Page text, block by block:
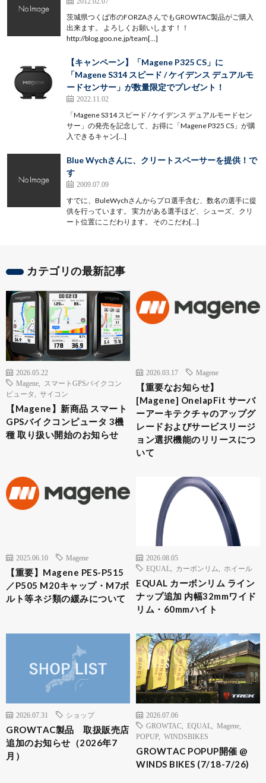
茨城県つくば市のFORZAさんでもGROWTAC製品がご購入
出来ます。 よろしくお願いします！！
http://blog.goo.ne.jp/team[…]
【キャンペーン】「Magene P325 CS」に
「Magene S314 スピード / ケイデンス デュアルモ
ードセンサー」が数量限定でプレゼント！
2022.11.02
「Magene S314 スピード / ケイデンス デュアルモードセン
サー」の発売を記念して、お得に「Magene P325 CS」が購
入できるキャン[…]
Blue Wychさんに、クリートスペーサーを提供！で
す
2009.07.09
すでに、BuleWychさんからプロ選手含む、数名の選手に提
供を行っています。 実力がある選手ほど、シューズ、クリ
ート位置にこだわります。 そのこだわ[…]
カテゴリの最新記事
2026.05.22
Magene
スマートGPSバイクコン
ピュータ
サイコン
【Magene】新商品 スマート
GPSバイクコンピュータ 3機
種 取り扱い開始のお知らせ
2026.03.17 Magene
【重要なお知らせ】
[Magene] OnelapFit サーバ
ーアーキテクチャのアップグ
レードおよびサービスリージ
ョン選択機能のリリースにつ
いて
2025.06.10 Magene
【重要】Magene PES-P515
／P505 M20キャップ・M7ボ
ルト等ネジ類の緩みについて
2026.08.05
EQUAL
カーボンリム ホイール
EQUAL カーボンリム ライン
ナップ追加 内幅32mmワイド
リム・60mmハイト
2026.07.31 ショップ
GROWTAC製品 取扱販売店
追加のお知らせ（2026年7
月）
2026.07.06
GROWTAC
EQUAL Magene
POPUP
WINDSBIKES
GROWTAC POPUP開催 @
WINDS BIKES (7/18-7/26)